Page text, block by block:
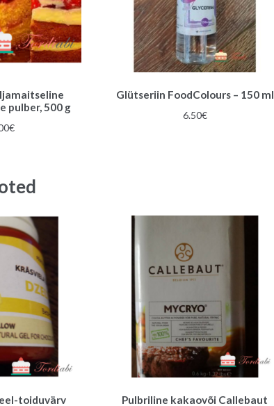
pulber, 500 g
€
Glütseriin FoodColours – 150 ml
6.50€
toiduvärv Pulbriline kakaovõi Callebaut